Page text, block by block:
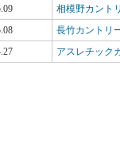
相模野カント
長竹カントリ
アスレチック